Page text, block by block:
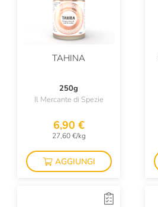
TAHINA
250g
Il Mercante di Spezie
6,90 €
27,60 €/kg
AGGIUNGI